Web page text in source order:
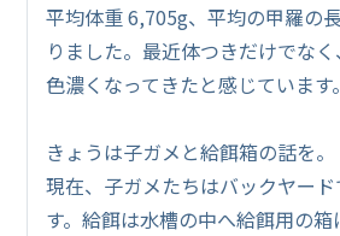
平均体重 6,705g、平均の甲羅の
りました。最近体つきだけでな
色濃くなってきたと感じています。
きょうは子ガメと給餌箱の話を。
現在、子ガメたちはバックヤー
す。給餌は水槽の中へ給餌用の